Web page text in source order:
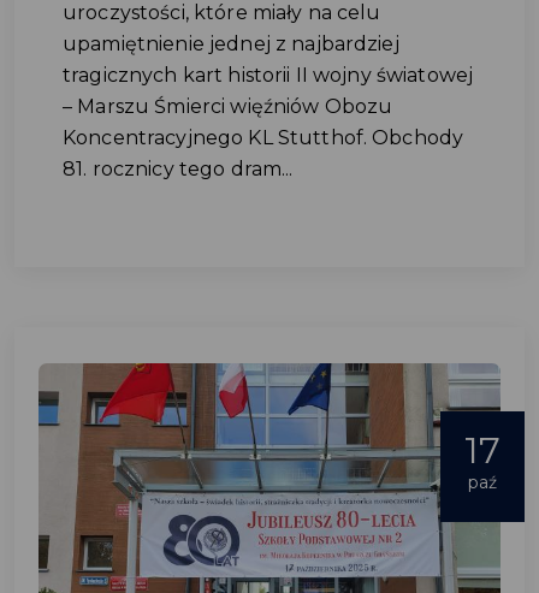
uroczystości, które miały na celu
upamiętnienie jednej z najbardziej
tragicznych kart historii II wojny światowej
– Marszu Śmierci więźniów Obozu
Koncentracyjnego KL Stutthof. Obchody
81. rocznicy tego dram...
17
paź